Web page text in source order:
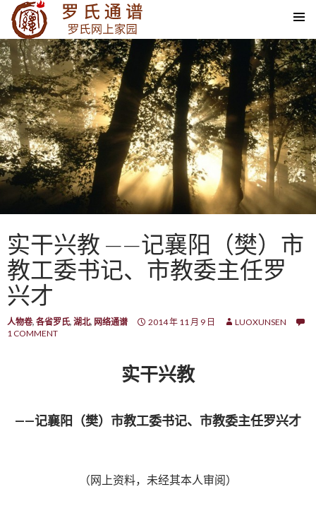
SKIP TO CONTENT
实干兴教 ——记襄阳（樊）市
教工委书记、市教委主任罗
兴才
人物卷, 各省罗氏, 湖北, 网络通谱 2014 年 11 月 9 日
LUOXUNSEN
1 COMMENT
实干兴教
——记襄阳（樊）市教工委书记、市教委主任罗兴才
（网上资料，未经其本人审阅）